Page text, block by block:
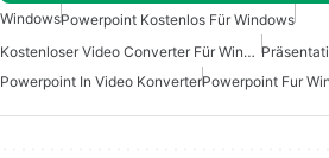
WindowsPowerpoint Kostenlos Für Windows
Kostenloser Video Converter Für Windows
Powerpoint In Video KonverterPowerpoint Fur